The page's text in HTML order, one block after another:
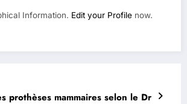
Information. Edit your Profile now.
prothèses mammaires selon le Dr